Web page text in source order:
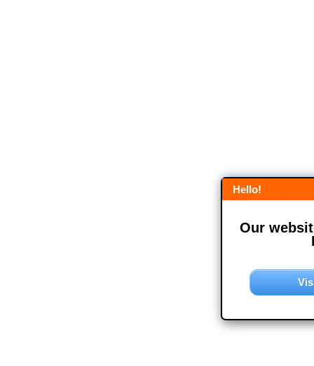
Hello!
Our